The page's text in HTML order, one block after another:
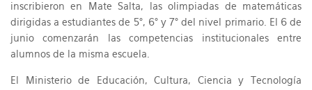
inscribieron en Mate Salta, las olimpiadas de matemáticas
dirigidas a estudiantes de 5°, 6° y 7° del nivel primario. El 6 de
junio comenzarán las competencias institucionales entre
alumnos de la misma escuela.
El Ministerio de Educación, Cultura, Ciencia y Tecnología